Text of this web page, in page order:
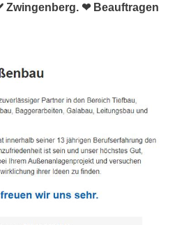
Zwingenberg. ❤ Beauftragen